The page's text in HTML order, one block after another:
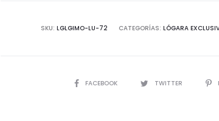
SKU: LGLGIMO-LU-72 CATEGORÍAS: LÓGARA
COMPARTIR
FACEBOOK TWITTER